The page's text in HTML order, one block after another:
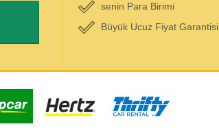
senin Para Birimi
Büyük Ucuz Fiyat Garantisi